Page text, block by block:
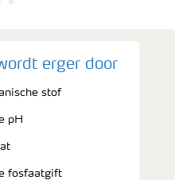
erger door
stof
pH
fosfaatgift